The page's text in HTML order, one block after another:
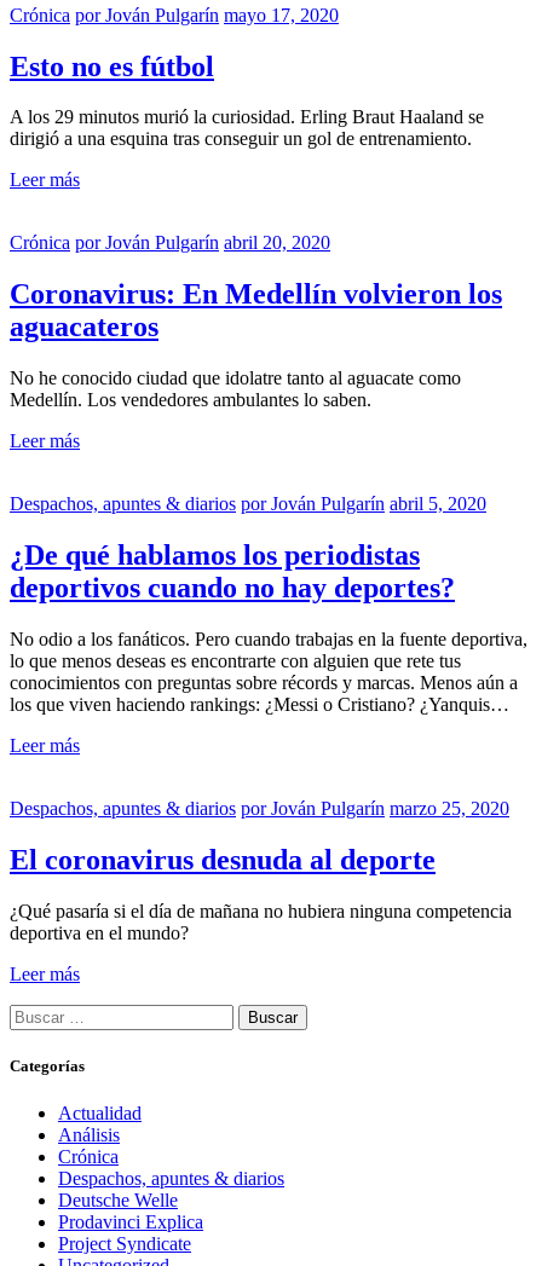
Crónica porJován Pulgarín mayo 17, 2020
Esto no es fútbol
A los 29 minutos murió la curiosidad. Erling Braut Haaland se
dirigió a una esquina tras conseguir un gol de entrenamiento.
Leer más
Crónica porJován Pulgarín abril 20, 2020
Coronavirus: En Medellín volvieron los
aguacateros
No he conocido ciudad que idolatre tanto al aguacate como
Medellín. Los vendedores ambulantes lo saben.
Leer más
Despachos, apuntes & diarios porJován Pulgarín abril 5, 2020
¿De qué hablamos los periodistas
deportivos cuando no hay deportes?
No odio a los fanáticos. Pero cuando trabajas en la fuente deportiva,
lo que menos deseas es encontrarte con alguien que rete tus
conocimientos con preguntas sobre récords y marcas. Menos aún a
los que viven haciendo rankings: ¿Messi o Cristiano? ¿Yanquis…
Leer más
Despachos, apuntes & diarios porJován Pulgarín marzo 25, 2020
El coronavirus desnuda al deporte
¿Qué pasaría si el día de mañana no hubiera ninguna competencia
deportiva en el mundo?
Leer más
Buscar:
Categorías
Actualidad
Análisis
Crónica
Despachos, apuntes & diarios
Deutsche Welle
Prodavinci Explica
Project Syndicate